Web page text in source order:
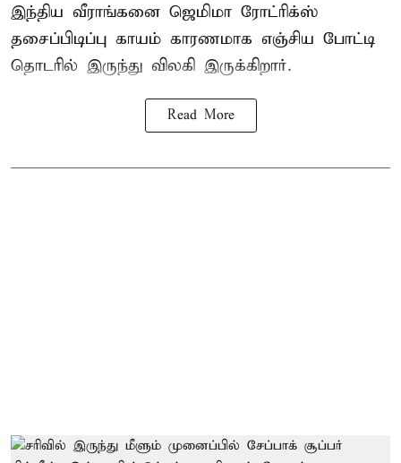
இந்திய வீராங்கனை ஜெமிமா ரோட்ரிக்ஸ்
தசைப்பிடிப்பு காயம் காரணமாக எஞ்சிய போட்டி
தொடரில் இருந்து விலகி இருக்கிறார்.
Read More